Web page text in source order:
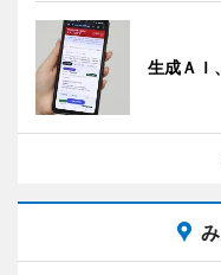
生成ＡＩ